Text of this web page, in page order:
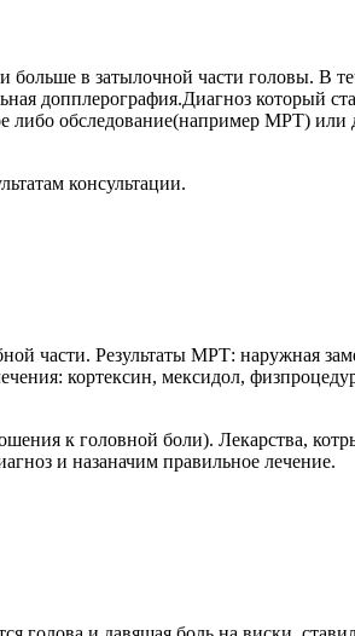
в затылочной части головы. В
допплерография.Диагноз который
обследование(например МРТ) или
консультации.
части. Результаты МРТ: наружная
кортексин, мексидол,
к головной боли). Лекарства,
и назаначим правильное лечение.